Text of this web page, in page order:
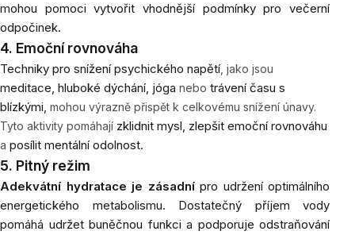
mohou pomoci vytvořit vhodnější podmínky pro večerní
odpočinek.
4. Emoční rovnováha
Techniky pro snížení psychického napětí , jako jsou
meditace, hluboké dýchání, jóga nebo trávení času s
blízkými, mohou výrazně přispět k celkovému snížení únavy.
Tyto aktivity pomáhají zklidnit mysl, zlepšit emoční rovnováhu
a posílit mentální odolnost.
5. Pitný režim
Adekvátní hydratace je zásadnípro udržení optimálního
energetického metabolismu. Dostatečný příjem vody
pomáhá udržet buněčnou funkci a podporuje odstraňování